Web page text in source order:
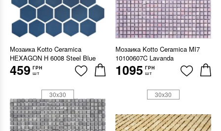
Мозаика Kotto Ceramica
HEXAGON H 6008 Steel Blue
459 ГРН
шт
Мозаика Kotto Ceramica MI7
10100607C Lavanda
1095 ГРН
шт
30x30 30x30